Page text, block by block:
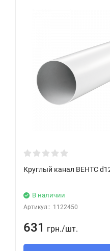
Круглый канал ВЕНТС
В наличии
Артикул:: 1122450
631 грн./шт.